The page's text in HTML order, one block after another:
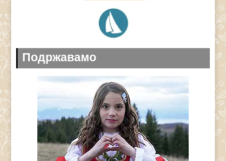
Подржавамо